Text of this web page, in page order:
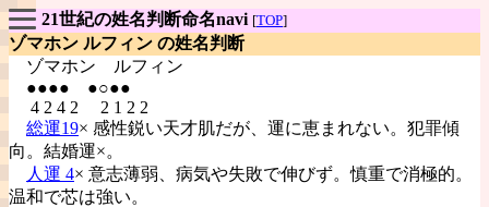
21世紀の姓名判断命名navi [TOP]
ゾマホン ルフィン の姓名判断
ゾマホン
ルフィン
●●●● ●○●●
4 2 4 2 2 1 2 2
総運19× 感性鋭い天才肌だが、運に恵まれない。犯罪傾
向。結婚運×。
人運 4× 意志薄弱、病気や失敗で伸びず。慎重で消極的。
温和で芯は強い。